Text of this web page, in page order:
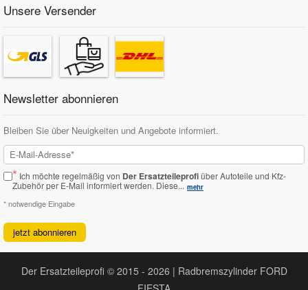
Unsere Versender
Newsletter abonnieren
Bleiben Sie über Neuigkeiten und Angebote informiert.
* Ich möchte regelmäßig von Der Ersatzteileprofiüber Autoteile und Kfz-
Zubehör per E-Mail informiert werden. Diese... mehr
* notwendige Eingabe
jetzt abonnieren
Der Ersatzteileprofi © 2015 - 2026 | Radbremszylinder FORD